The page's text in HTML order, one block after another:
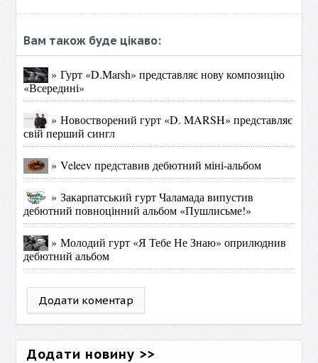
Вам також буде цікаво:
» Гурт «D.Marsh» представляє нову композицію
«Всередині»
» Новостворений гурт «D. MARSH» представляє
свій перший сингл
» Veleev представив дебютний міні-альбом
» Закарпатський гурт Чаламада випустив
дебютний повноцінний альбом «Пушлисьме!»
» Молодий гурт «Я Тебе Не Знаю» оприлюднив
дебютний альбом
Додати коментар
Додати новину >>